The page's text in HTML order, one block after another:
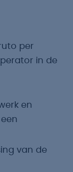
per
in de
en
van de